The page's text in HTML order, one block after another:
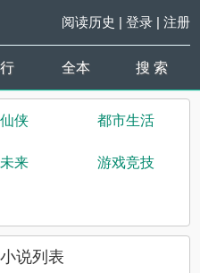
阅读历史 | 登录| 注册
全本 搜 索
侠 都市生活
来 游戏竞技
说列表